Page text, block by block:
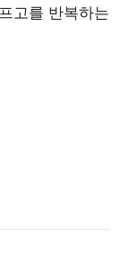
고를 반복하는